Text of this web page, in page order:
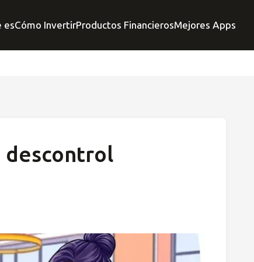
esCómo InvertirProductos FinancierosMejores Apps
descontrol